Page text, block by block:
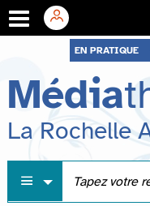
menu
contenu
recherche
EN PRATIQUE
Média
La Rochelle